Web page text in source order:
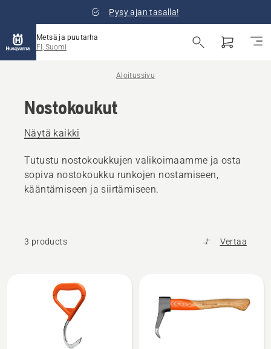
Pysy ajan tasalla!
Metsä ja puutarha
FI, Suomi
Aloitussivu
Nostokoukut
Näytä kaikki
Tutustu nostokoukkujen valikoimaamme ja osta
sopiva nostokoukku runkojen nostamiseen,
kääntämiseen ja siirtämiseen.
3 products Vertaa